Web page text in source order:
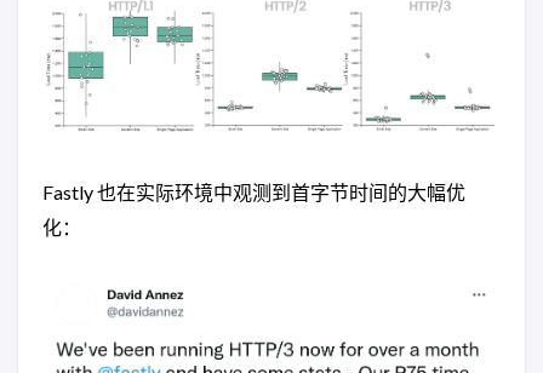
Fastly 也在实际环境中观测到首字节时间的大幅优
化：